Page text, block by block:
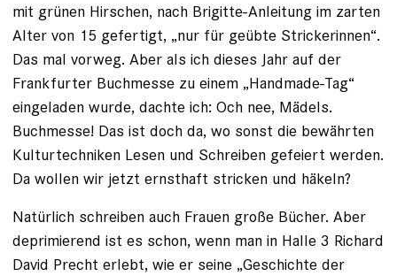
mit grünen Hirschen, nach Brigitte-Anleitung im zarten
Alter von 15 gefertigt, „nur für geübte ­Strickerinnen“.
Das mal vorweg. Aber als ich dieses Jahr auf der
Frankfurter Buchmesse zu einem „Handmade-Tag“
eingeladen wurde, dachte ich: Och nee, Mädels.
Buchmesse! Das ist doch da, wo sonst die bewährten
Kulturtechniken Lesen und Schreiben gefeiert werden.
Da wollen wir jetzt ernsthaft stricken und häkeln?
Natürlich schreiben auch Frauen große Bücher. Aber
deprimierend ist es schon, wenn man in Halle 3 Richard
David Precht erlebt, wie er seine „Geschichte der